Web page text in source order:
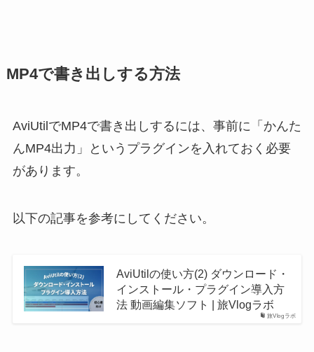
MP4で書き出しする方法
AviUtilでMP4で書き出しするには、事前に「かんた
んMP4出力」というプラグインを入れておく必要
があります。
以下の記事を参考にしてください。
旅Vlogラボ
AviUtilの使い方(2) ダウンロード・
インストール・プラグイン導入方
法 動画編集ソフト | 旅Vlogラボ